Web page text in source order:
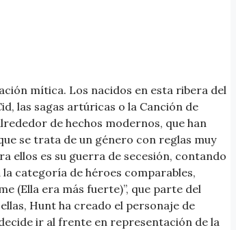
mítica. Los nacidos en esta ribera del
las sagas artúricas o la Canción de
de hechos modernos, que han
se trata de un género con reglas muy
ellos es su guerra de secesión, contando
categoría de héroes comparables,
(Ella era más fuerte)”, que parte del
Hunt ha creado el personaje de
ir al frente en representación de la